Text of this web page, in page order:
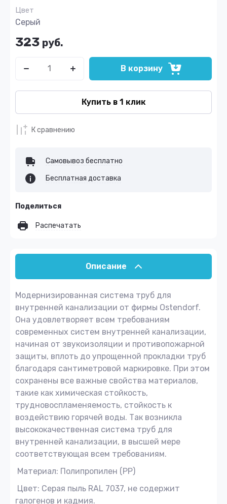
Цвет
Серый
323 руб.
В корзину
Купить в 1 клик
К сравнению
Самовывоз бесплатно
Бесплатная доставка
Поделиться
Распечатать
Описание
Модернизированная система труб для
внутренней канализации от фирмы Ostendorf.
Она удовлетворяет всем требованиям
современных систем внутренней канализации,
начиная от звукоизоляции и противопожарной
защиты, вплоть до упрощенной прокладки труб
благодаря сантиметровой маркировке. При этом
сохранены все важные свойства материалов,
такие как химическая стойкость,
трудновоспламеняемость, стойкость к
воздействию горячей воды. Так возникла
высококачественная система труб для
внутренней канализации, в высшей мере
соответствующая всем требованиям.
Материал: Полипропилен (PP)
Цвет: Серая пыль RAL 7037, не содержит
галогенов и кадмия.